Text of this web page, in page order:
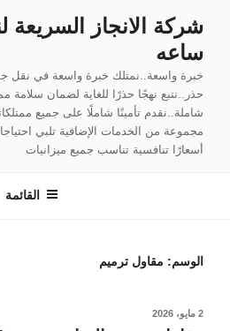
المحتوىساعه
خبرة واسعة..نمتلك خبرة واسعة في نقل
حذر..نتبع نهجًا حذرًا للغاية لضمان سلامة
شاملة..نقدم تأمينًا شاملًا على جميع
مجموعة من الخدمات الإضافية تلبي
أسعارًا تنافسية تناسب جميع ميزانيات
القائمة
الوسم: مقاول ترميم
نُشر
2 مايو، 2026